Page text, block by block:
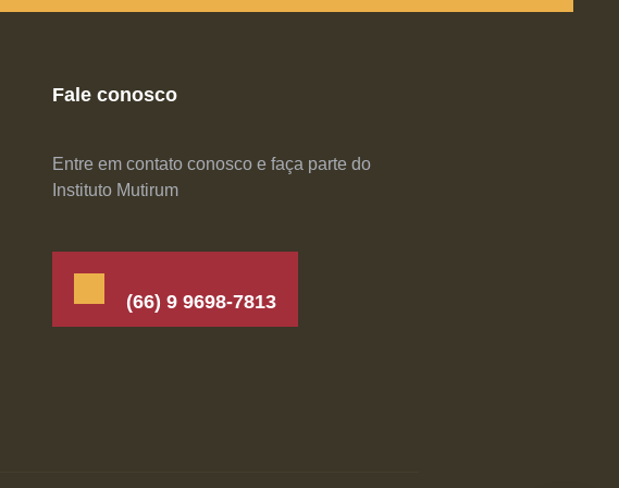
Fale conosco
Entre em contato conosco e faça parte do
Instituto Mutirum
(66) 9 9698-7813